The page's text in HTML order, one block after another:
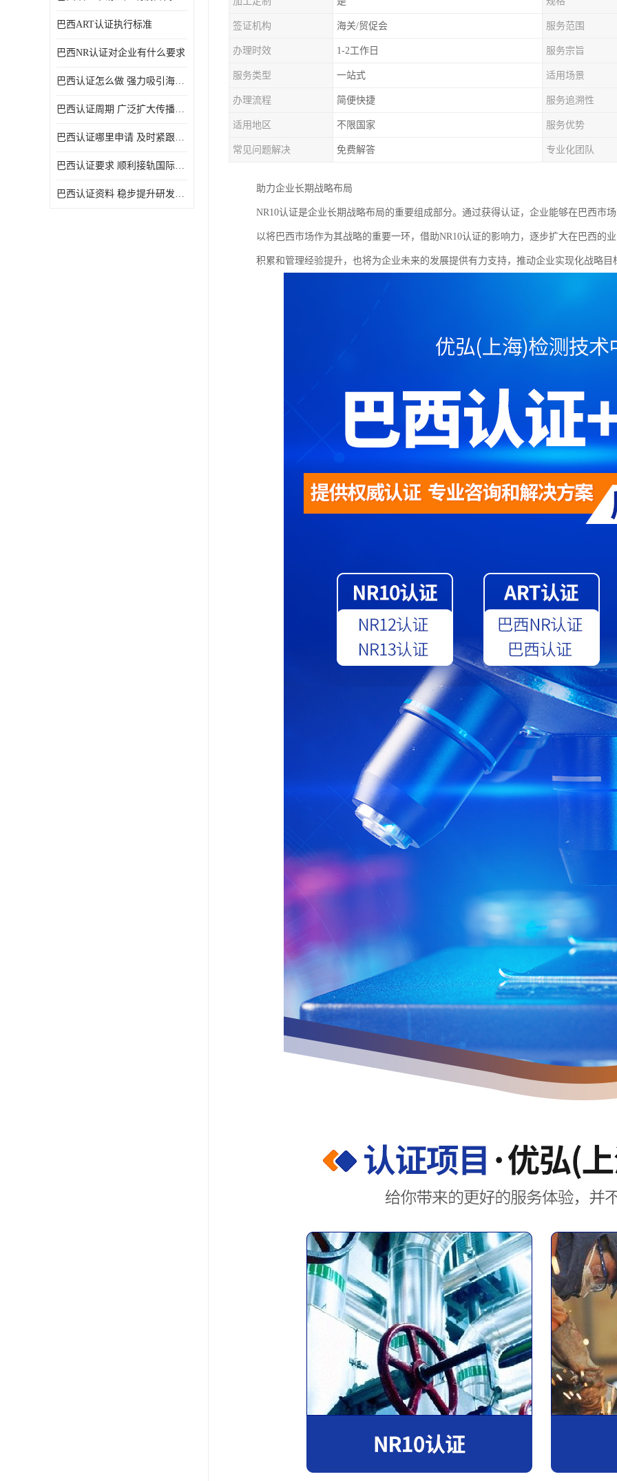
巴西ART认证执行标准
巴西NR认证对企业有什么要求
巴西认证怎么做 强力吸引海外投资
巴西认证周期 广泛扩大传播范围
巴西认证哪里申请 及时紧跟法规变化
巴西认证要求 顺利接轨国际规范
巴西认证资料 稳步提升研发能力
签证机构 海关/贸促会 服务范围
办理时效 1-2工作日 服务宗旨
服务类型 一站式 适用场景
办理流程 简便快捷 服务追溯性
适用地区 不限国家 服务优势
常见问题解决 免费解答 专业化团队
助力企业长期战略布局
NR10认证是企业长期战略布局的重要组成部分。通过获得认证，企业能够在巴西市
以将巴西市场作为其战略的重要一环，借助NR10认证的影响力，逐步扩大在巴西的
积累和管理经验提升，也将为企业未来的发展提供有力支持，推动企业实现化战略目